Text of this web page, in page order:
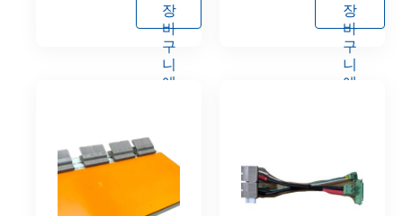
장
바
구
니
에
장
바
구
니
에